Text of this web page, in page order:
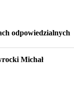
odpowiedzialnych
Michał